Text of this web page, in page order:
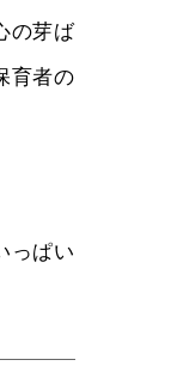
の芽ば
育者の
っぱい